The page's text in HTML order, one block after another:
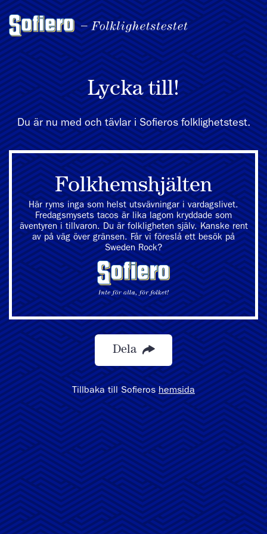
Lycka till!
Du är nu med och tävlar i Sofieros folklighetstest.
Folkhemshjälten
Här ryms inga som helst utsvävningar i vardagslivet.
Fredagsmysets tacos är lika lagom kryddade som
äventyren i tillvaron. Du är folkligheten själv. Kanske rent
av på väg över gränsen. Får vi föreslå ett besök på
Sweden Rock?
Dela
Tillbaka till Sofieroshemsida